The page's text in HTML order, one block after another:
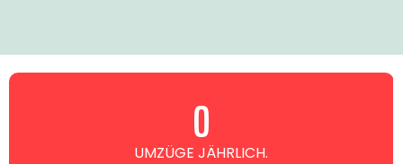
UMZÜGE JÄHRLICH.
0